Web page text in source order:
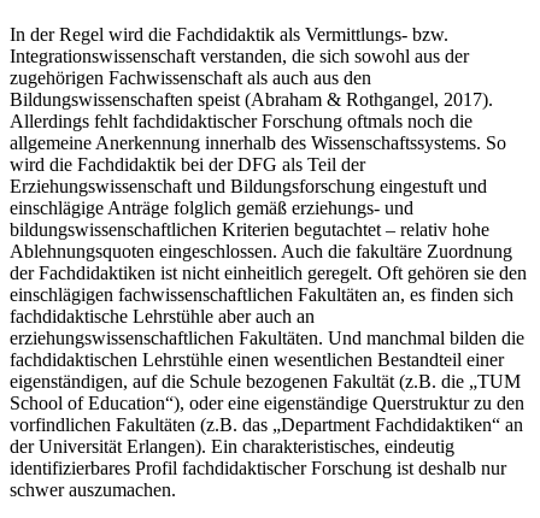
In der Regel wird die Fachdidaktik als Vermittlungs- bzw.
Integrationswissenschaft verstanden, die sich sowohl aus der
zugehörigen Fachwissenschaft als auch aus den
Bildungswissenschaften speist (Abraham & Rothgangel, 2017).
Allerdings fehlt fachdidaktischer Forschung oftmals noch die
allgemeine Anerkennung innerhalb des Wissenschaftssystems. So
wird die Fachdidaktik bei der DFG als Teil der
Erziehungswissenschaft und Bildungsforschung eingestuft und
einschlägige Anträge folglich gemäß erziehungs- und
bildungswissenschaftlichen Kriterien begutachtet – relativ hohe
Ablehnungsquoten eingeschlossen. Auch die fakultäre Zuordnung
der Fachdidaktiken ist nicht einheitlich geregelt. Oft gehören sie den
einschlägigen fachwissenschaftlichen Fakultäten an, es finden sich
fachdidaktische Lehrstühle aber auch an
erziehungswissenschaftlichen Fakultäten. Und manchmal bilden die
fachdidaktischen Lehrstühle einen wesentlichen Bestandteil einer
eigenständigen, auf die Schule bezogenen Fakultät (z.B. die „TUM
School of Education“), oder eine eigenständige Querstruktur zu den
vorfindlichen Fakultäten (z.B. das „Department Fachdidaktiken“ an
der Universität Erlangen). Ein charakteristisches, eindeutig
identifizierbares Profil fachdidaktischer Forschung ist deshalb nur
schwer auszumachen.